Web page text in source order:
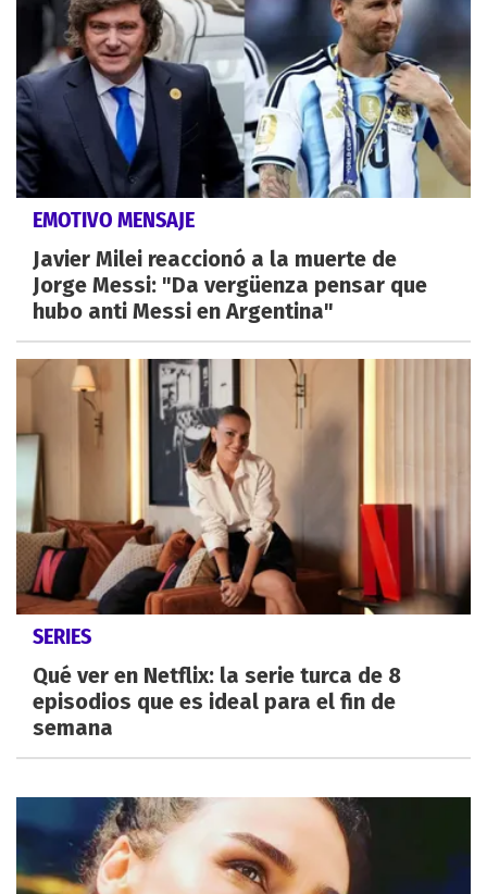
EMOTIVO MENSAJE
Javier Milei reaccionó a la muerte de
Jorge Messi: "Da vergüenza pensar que
hubo anti Messi en Argentina"
SERIES
Qué ver en Netflix: la serie turca de 8
episodios que es ideal para el fin de
semana